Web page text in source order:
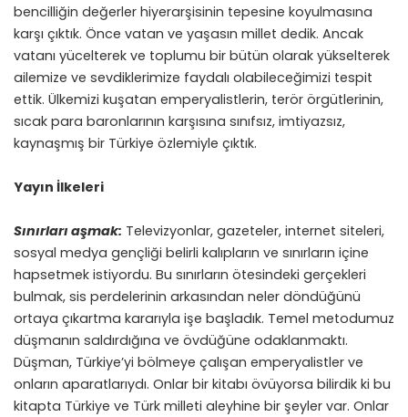
bencilliğin değerler hiyerarşisinin tepesine koyulmasına
karşı çıktık. Önce vatan ve yaşasın millet dedik. Ancak
vatanı yücelterek ve toplumu bir bütün olarak yükselterek
ailemize ve sevdiklerimize faydalı olabileceğimizi tespit
ettik. Ülkemizi kuşatan emperyalistlerin, terör örgütlerinin,
sıcak para baronlarının karşısına sınıfsız, imtiyazsız,
kaynaşmış bir Türkiye özlemiyle çıktık.
Yayın İlkeleri
Sınırları aşmak: Televizyonlar, gazeteler, internet siteleri,
sosyal medya gençliği belirli kalıpların ve sınırların içine
hapsetmek istiyordu. Bu sınırların ötesindeki gerçekleri
bulmak, sis perdelerinin arkasından neler döndüğünü
ortaya çıkartma kararıyla işe başladık. Temel metodumuz
düşmanın saldırdığına ve övdüğüne odaklanmaktı.
Düşman, Türkiye’yi bölmeye çalışan emperyalistler ve
onların aparatlarıydı. Onlar bir kitabı övüyorsa bilirdik ki bu
kitapta Türkiye ve Türk milleti aleyhine bir şeyler var. Onlar